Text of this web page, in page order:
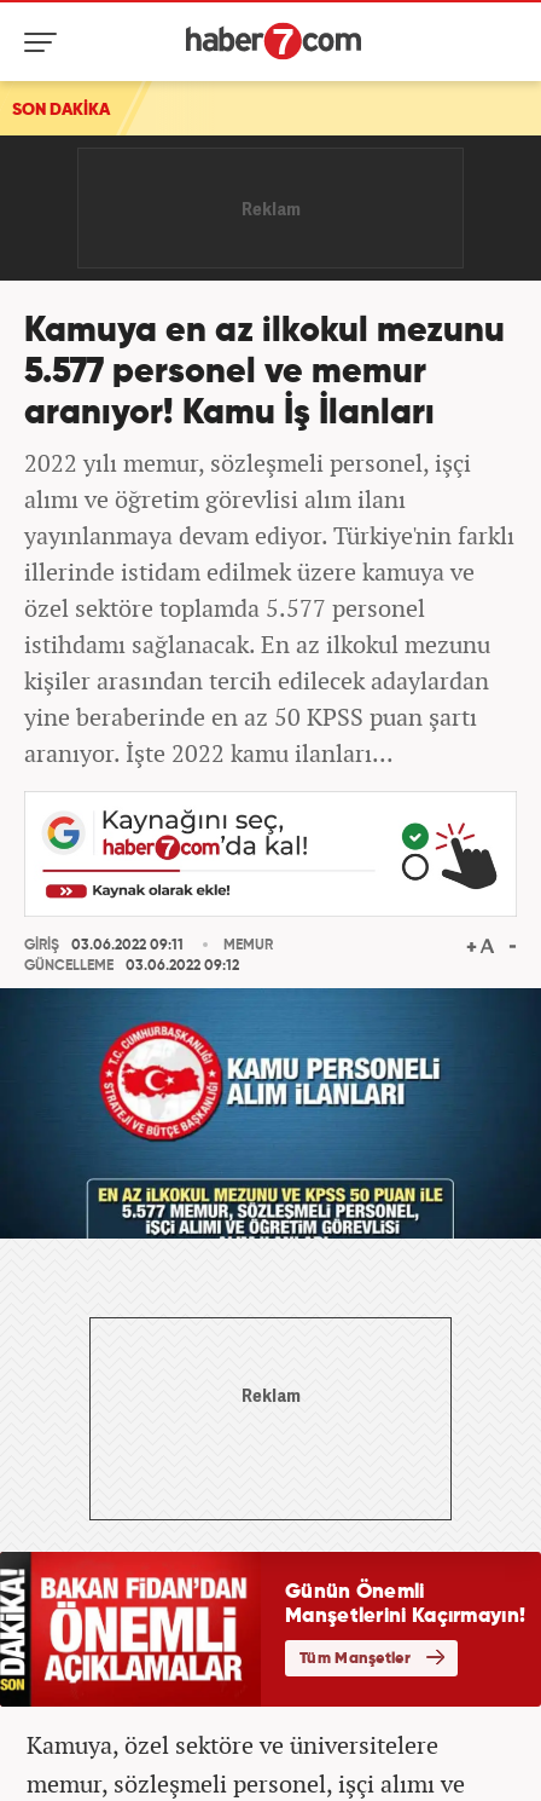
SON DAKİKA
Kamuya en az ilkokul mezunu
5.577 personel ve memur
aranıyor! Kamu İş İlanları
2022 yılı memur, sözleşmeli personel, işçi
alımı ve öğretim görevlisi alım ilanı
yayınlanmaya devam ediyor. Türkiye'nin farklı
illerinde istidam edilmek üzere kamuya ve
özel sektöre toplamda 5.577 personel
istihdamı sağlanacak. En az ilkokul mezunu
kişiler arasından tercih edilecek adaylardan
yine beraberinde en az 50 KPSS puan şartı
aranıyor. İşte 2022 kamu ilanları...
GİRİŞ
03.06.2022 09:11
GÜNCELLEME
03.06.2022 09:12
MEMUR
Kamuya, özel sektöre ve üniversitelere
memur, sözleşmeli personel, işçi alımı ve